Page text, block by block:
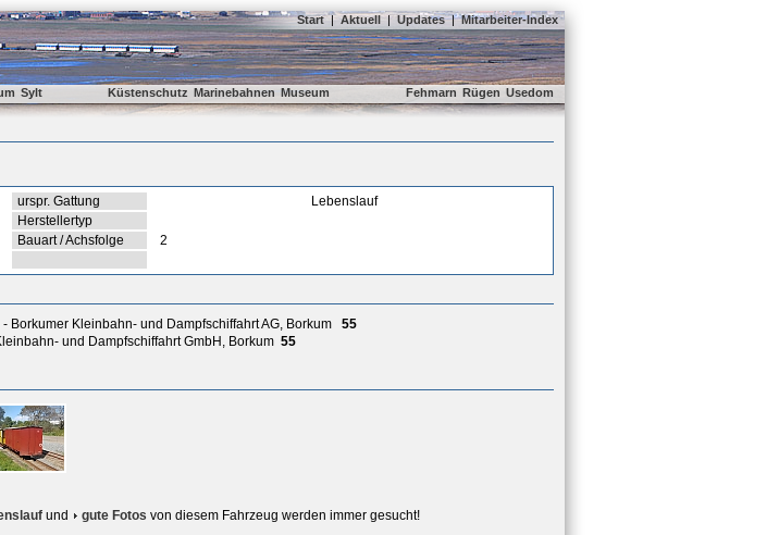
Start | Aktuell | Updates | Mitarbeiter-Index
Sylt Küstenschutz Marinebahnen Museum Fehmarn Rügen Usedom
urspr. Gattung
Lebenslauf
Herstellertyp
Bauart / Achsfolge
2
Borkumer Kleinbahn- und Dampfschiffahrt AG, Borkum
55
und Dampfschiffahrt GmbH, Borkum 55
und gute Fotos von diesem Fahrzeug werden immer gesucht!